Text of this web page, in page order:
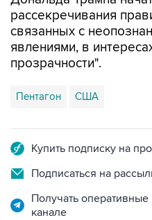
рассекречивания
связанных с
явлениями, в
прозрачности".
Пентагон США
Купить подписку на
Подписаться на
Получать
канале